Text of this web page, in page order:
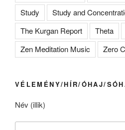
Study
Study and
The Kurgan Report
Theta
Zen Meditation Music
Zero
VÉLEMÉNY/HÍR/ÓHAJ/
Név (illik)